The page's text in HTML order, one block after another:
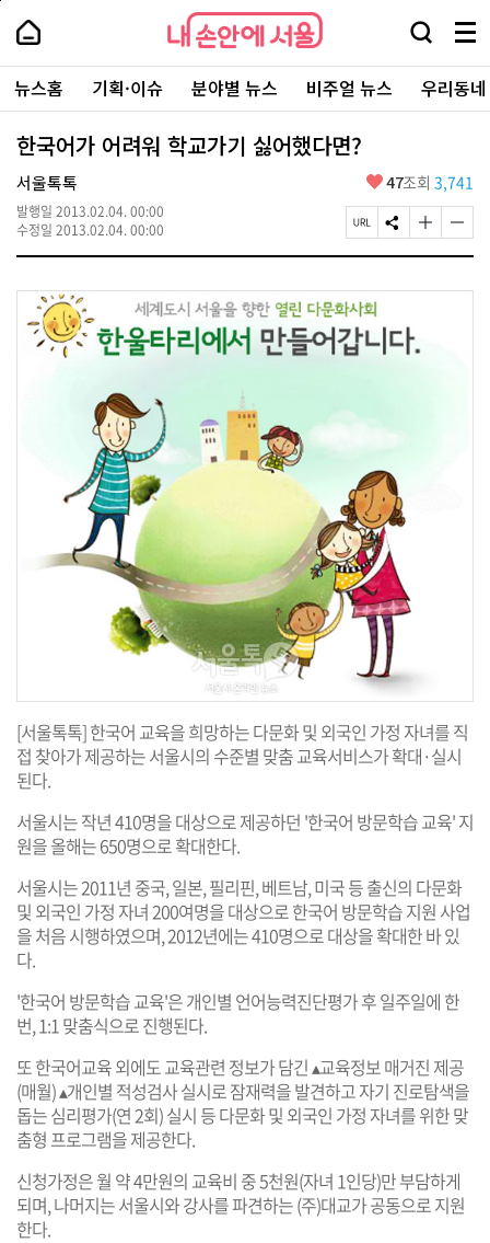
본
로
가
내
손
안
에
서
울
-
서
울
시
대
표
소
포
내
손
에
울
검
창
열
기
메
뉴
전
체
보
주
요
서
뉴스홈 기획·이슈 분야별 뉴스 비주얼 뉴스 우리동
한국어가 어려워 학교가기 싫어했다면?
서울톡톡
발행일 2013.02.04. 00:00
수정일 2013.02.04. 00:00
좋
요
47조회 3,741
페
이
U
R
L
복
S
N
공
하
기
글
자
기
글
자
기
[서울톡톡] 한국어 교육을 희망하는 다문화 및 외국인 가정 자녀를 직
접 찾아가 제공하는 서울시의 수준별 맞춤 교육서비스가 확대·실시
된다.
서울시는 작년 410명을 대상으로 제공하던 '한국어 방문학습 교육' 지
원을 올해는 650명으로 확대한다.
서울시는 2011년 중국, 일본, 필리핀, 베트남, 미국 등 출신의 다문화
및 외국인 가정 자녀 200여명을 대상으로 한국어 방문학습 지원 사업
을 처음 시행하였으며, 2012년에는 410명으로 대상을 확대한 바 있
다.
'한국어 방문학습 교육'은 개인별 언어능력진단평가 후 일주일에 한
번, 1:1 맞춤식으로 진행된다.
또 한국어교육 외에도 교육관련 정보가 담긴 ▴교육정보 매거진 제공
(매월) ▴개인별 적성검사 실시로 잠재력을 발견하고 자기 진로탐색을
돕는 심리평가(연 2회) 실시 등 다문화 및 외국인 가정 자녀를 위한 맞
춤형 프로그램을 제공한다.
신청가정은 월 약 4만원의 교육비 중 5천원(자녀 1인당)만 부담하게
되며, 나머지는 서울시와 강사를 파견하는 (주)대교가 공동으로 지원
한다.
페
상
단
로